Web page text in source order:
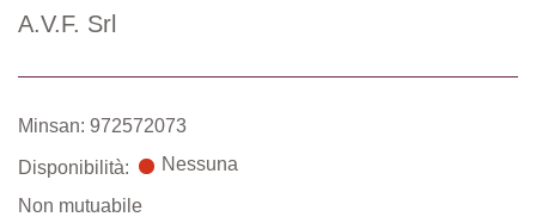
A.V.F. Srl
Minsan: 972572073
Disponibilità: Nessuna
Non mutuabile